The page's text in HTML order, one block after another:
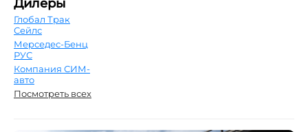
Дилеры
Глобал Трак
Сейлс
Мерседес-Бенц
РУС
Компания СИМ-
авто
Посмотреть всех